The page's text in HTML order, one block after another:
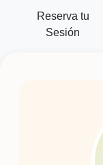
Reserva tu
Sesión